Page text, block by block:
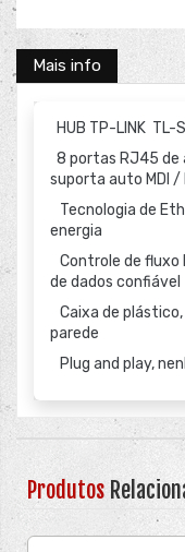
Mais info
HUB TP-LINK TL-
8 portas RJ45 de
suporta auto MDI /
Tecnologia de
energia
Controle de
de dados confiável
Caixa de
parede
Plug and play,
Produtos